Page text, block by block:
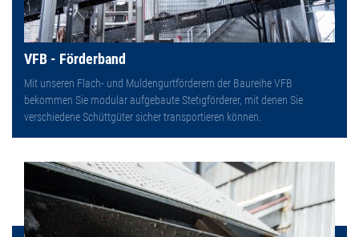
VFB - Förderband
Mit unseren Flach- und Muldengurtförderern der Baureihe VFB
bekommen Sie modular aufgebaute Stetigförderer, mit denen Sie
verschiedene Schüttgüter sicher transportieren können.